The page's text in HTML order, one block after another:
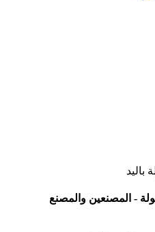
باليد
- المصنعين والمصنع